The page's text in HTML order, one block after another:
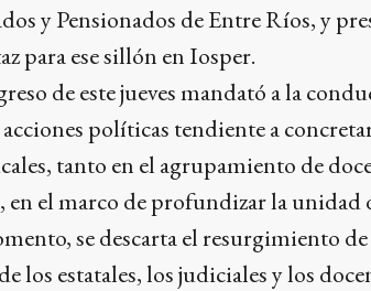
y Pensionados de Entre Ríos, y
para ese sillón en Iosper.
de este jueves mandató a la
políticas tendiente a
tanto en el agrupamiento de
el marco de profundizar la unidad
se descarta el resurgimiento
los estatales, los judiciales y los